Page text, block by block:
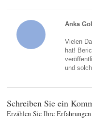
Anka
Vielen
hat!
und
Schreiben Sie ein
Erzählen Sie Ihre